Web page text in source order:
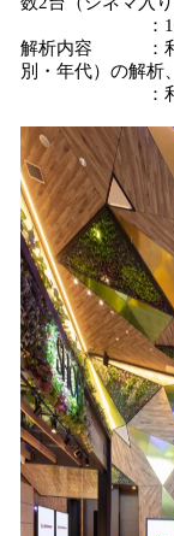
：109シネマ
解析内容 ：利用
別・年代）の解析、
：利用者ご